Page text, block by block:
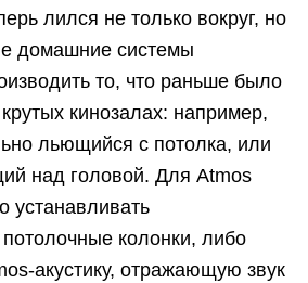
лился не только вокруг, но
домашние системы
то, что раньше было
кинозалах: например,
льющийся с потолка, или
над головой. Для Atmos
устанавливать
колонки, либо
акустику, отражающую звук